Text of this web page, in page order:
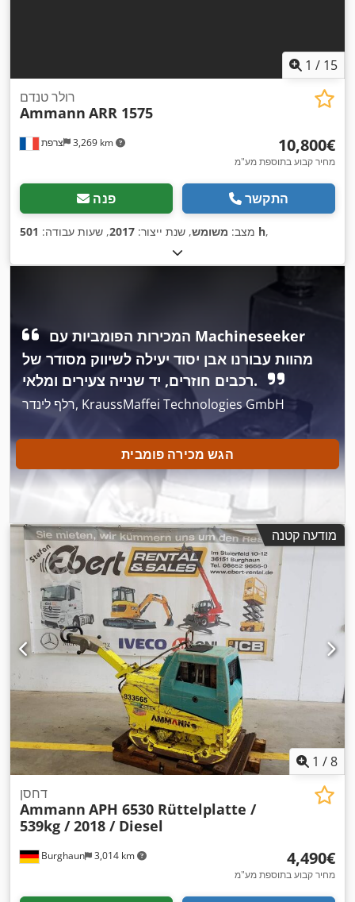
1 / 15
צרפת 3,269 km
רולר טנדם
Ammann ARR 1575
‏10,800 ‏€
מחיר קבוע בתוספת מע"מ
פנה התקשר
מצב: משומש, שנת ייצור: 2017, שעות עבודה: 501 h,
המכירות הפומביות עם Machineseeker
מהוות עבורנו אבן יסוד יעילה לשיווק מסודר של
רכבים חוזרים, יד שנייה צעירים ומלאי.
רלף לינדר, KraussMaffei Technologies GmbH
הגש מכירה פומבית
מודעה קטנה
1 /8
Burghaun 3,014 km
דחסן
Ammann APH 6530 Rüttelplatte /
539kg / 2018 / Diesel
‏4,490 ‏€
מחיר קבוע בתוספת מע"מ